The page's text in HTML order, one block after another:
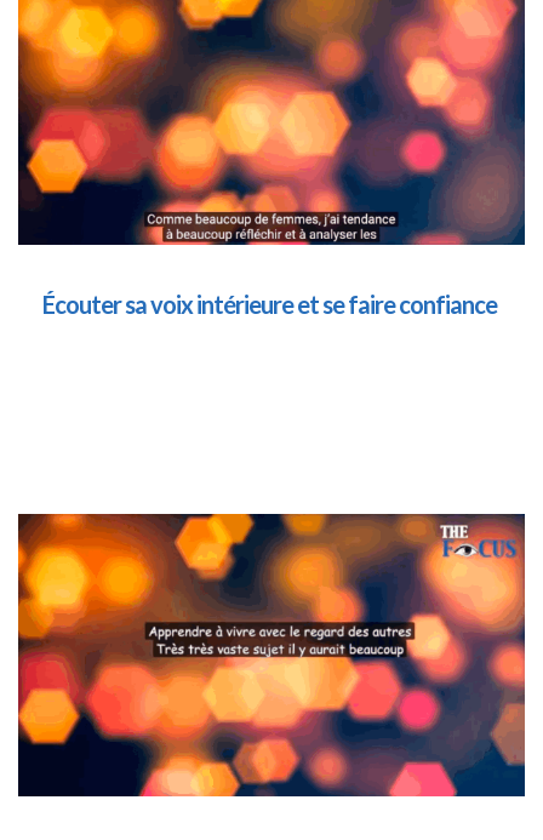
Écouter sa voix intérieure et se faire confiance